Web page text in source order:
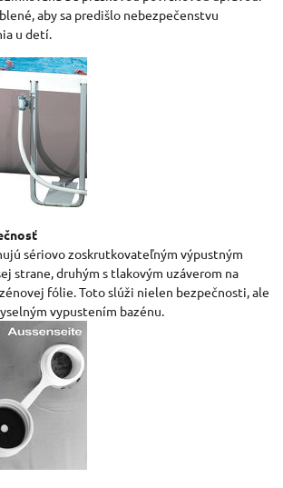
aby sa predišlo nebezpečenstvu
u detí.
sériovo zoskrutkovateľným výpustným
strane, druhým s tlakovým uzáverom na
fólie. Toto slúži nielen bezpečnosti, ale
vypustením bazénu.